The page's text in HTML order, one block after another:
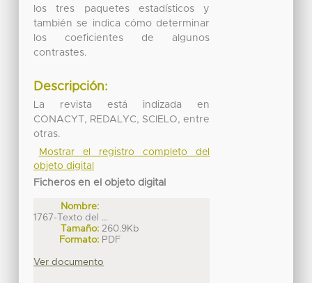
los tres paquetes estadísticos y
también se indica cómo determinar
los coeficientes de algunos
contrastes.
Descripción:
La revista está indizada en
CONACYT, REDALYC, SCIELO, entre
otras.
Mostrar el registro completo del
objeto digital
Ficheros en el objeto digital
Nombre:
1767-Texto del ...
Tamaño: 260.9Kb
Formato: PDF
Ver documento